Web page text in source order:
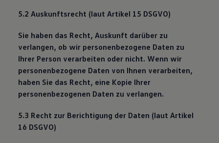
5.2 Auskunftsrecht (laut Artikel 15 DSGVO)
Sie haben das Recht, Auskunft darüber zu
verlangen, ob wir personenbezogene Daten zu
Ihrer Person verarbeiten oder nicht. Wenn wir
personenbezogene Daten von Ihnen verarbeiten,
haben Sie das Recht, eine Kopie Ihrer
personenbezogenen Daten zu verlangen.
5.3 Recht zur Berichtigung der Daten (laut Artikel
16 DSGVO)